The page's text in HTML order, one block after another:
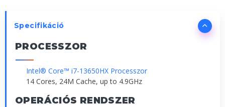
Specifikáció
PROCESSZOR
Intel® Core™ i7-13650HX Processzor
14 Cores, 24M Cache, up to 4.9GHz
OPERÁCIÓS RENDSZER